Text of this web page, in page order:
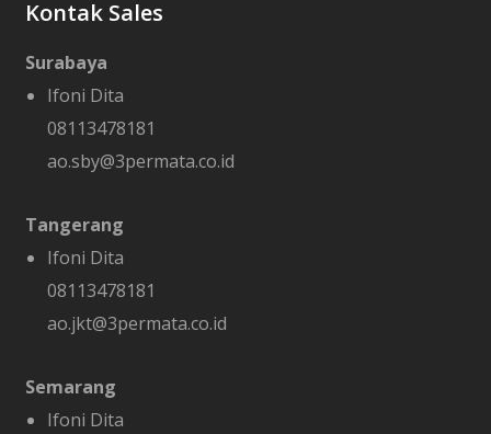
Kontak Sales
Surabaya
Ifoni Dita
08113478181
ao.sby@3permata.co.id
Tangerang
Ifoni Dita
08113478181
ao.jkt@3permata.co.id
Semarang
Ifoni Dita